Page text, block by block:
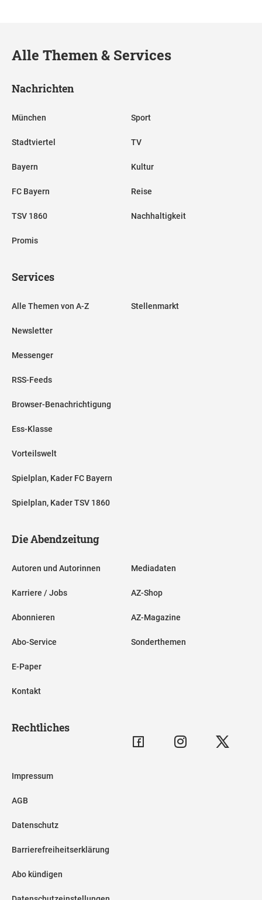
Alle Themen & Services
Nachrichten
München
Stadtviertel
Bayern
FC Bayern
TSV 1860
Promis
Sport
TV
Kultur
Reise
Nachhaltigkeit
Services
Alle Themen von A-Z
Newsletter
Messenger
RSS-Feeds
Browser-Benachrichtigung
Ess-Klasse
Vorteilswelt
Spielplan, Kader FC Bayern
Spielplan, Kader TSV 1860
Stellenmarkt
Die Abendzeitung
Autoren und Autorinnen
Karriere / Jobs
Abonnieren
Abo-Service
E-Paper
Kontakt
Mediadaten
AZ-Shop
AZ-Magazine
Sonderthemen
Rechtliches
Impressum
AGB
Datenschutz
Barrierefreiheitserklärung
Abo kündigen